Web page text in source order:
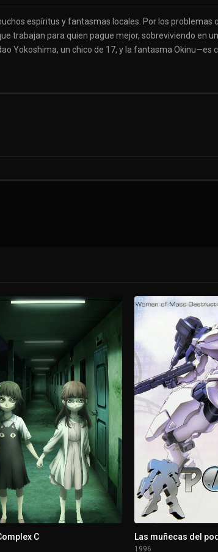
espíritus y fantasmas locales. Por los
trabajan para quien pague mejor, sobreviviendo en
Yokoshima, un chico de 17, y la fantasma Okinu—es
C Las muñecas del
1996